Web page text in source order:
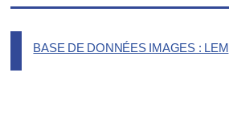
BASE DE DONNÉES IMAGES : LEM